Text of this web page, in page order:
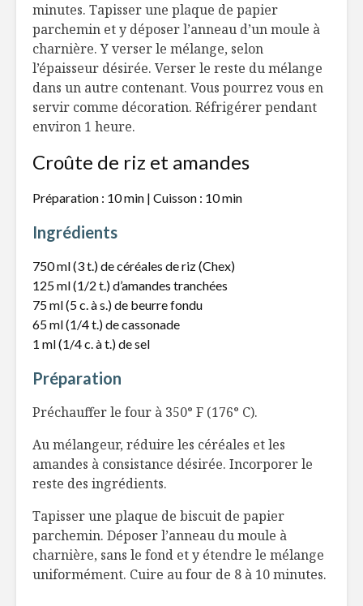
minutes. Tapisser une plaque de papier
parchemin et y déposer l’anneau d’un moule à
charnière. Y verser le mélange, selon
l’épaisseur désirée. Verser le reste du mélange
dans un autre contenant. Vous pourrez vous en
servir comme décoration. Réfrigérer pendant
environ 1 heure.
Croûte de riz et amandes
Préparation : 10 min | Cuisson : 10 min
Ingrédients
750 ml (3 t.) de céréales de riz (Chex)
125 ml (1/2 t.) d’amandes tranchées
75 ml (5 c. à s.) de beurre fondu
65 ml (1/4 t.) de cassonade
1 ml (1/4 c. à t.) de sel
Préparation
Préchauffer le four à 350° F (176° C).
Au mélangeur, réduire les céréales et les
amandes à consistance désirée. Incorporer le
reste des ingrédients.
Tapisser une plaque de biscuit de papier
parchemin. Déposer l’anneau du moule à
charnière, sans le fond et y étendre le mélange
uniformément. Cuire au four de 8 à 10 minutes.